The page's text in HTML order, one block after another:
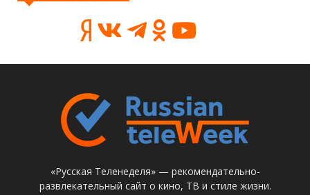
«Русская Теленеделя» — рекомендательно-
развлекательный сайт о кино, ТВ и стиле жизни.